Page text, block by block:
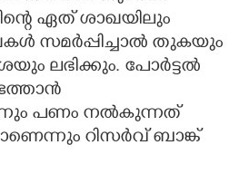
ഏത് ശാഖയിലും
സമർപ്പിച്ചാൽ തുകയും
ലഭിക്കും. പോർട്ടൽ
പണം നൽകുന്നത്
റിസർവ് ബാങ്ക്